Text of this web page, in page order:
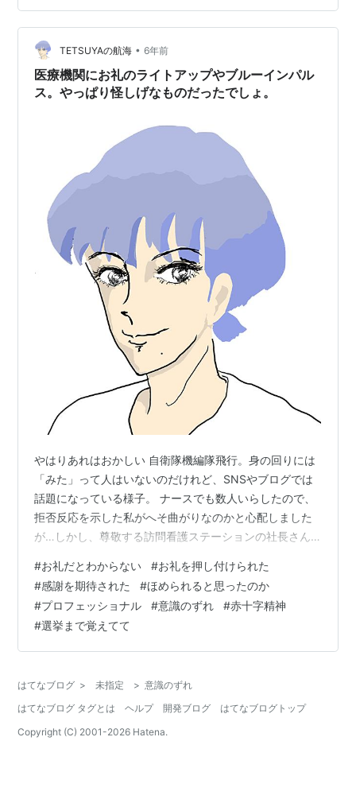
タヌキも幼稚園のウチシスを延長で預けたりしつつ、様
子を見に行ったりしていたんだけど、亡くなられた…
TETSUYAの航海 • 6年前
医療機関にお礼のライトアップやブルーインパル
ス。やっぱり怪しげなものだったでしょ。
やはりあれはおかしい 自衛隊機編隊飛行。身の回りには
「みた」って人はいないのだけれど、SNSやブログでは
話題になっている様子。 ナースでも数人いらしたので、
拒否反応を示した私がへそ曲がりなのかと心配しました
が…しかし、尊敬する訪問看護ステーションの社長さん
ぜ自衛隊機を飛ばすに至ったのか、経緯を問われて、防
衛大臣が「プロセスは関係ない」ととぼけて隠したそう
ですね。結局自分がやらせたって白状しましたけど。 や
はり、狙いがあったのです。 自分に酔ってる。いいアイ
デアだと。褒められるのはイヤだからだって。 褒められ
#お礼だとわからない #お礼を押し付けられた
#感謝を期待された #ほめられると思ったのか
#プロフェッショナル #意識のずれ #赤十字精神
#選挙まで覚えてて
はてなブログ > 未指定 > 意識のずれ
はてなブログ タグとは
ヘルプ 開発ブログ
はてなブログトップ
Copyright (C) 2001-2026 Hatena.